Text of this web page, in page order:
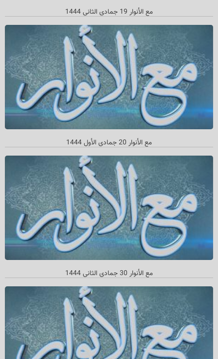
مع الأنوار 19 جمادي الثاني 1444
مع الأنوار 20 جمادي الأول 1444
مع الأنوار 30 جمادي الثاني 1444